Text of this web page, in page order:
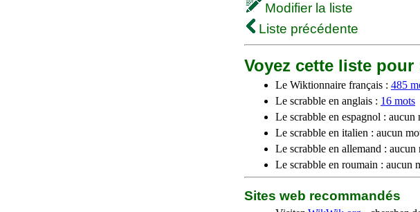
Modifier la liste
Liste précédente
Voyez cette liste pour
Le Wiktionnaire français : 485
Le scrabble en anglais : 16 mots
Le scrabble en espagnol : aucun
Le scrabble en italien : aucun
Le scrabble en allemand : aucun
Le scrabble en roumain : aucun
Sites web recommandés